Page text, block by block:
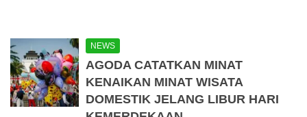
NEWS
AGODA CATATKAN MINAT
KENAIKAN MINAT WISATA
DOMESTIK JELANG LIBUR HARI